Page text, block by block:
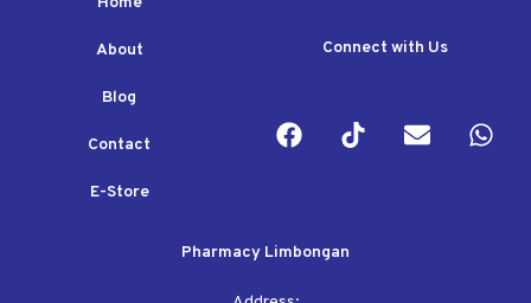
About
Blog
Contact
E-Store
Connect with Us
Pharmacy Limbongan